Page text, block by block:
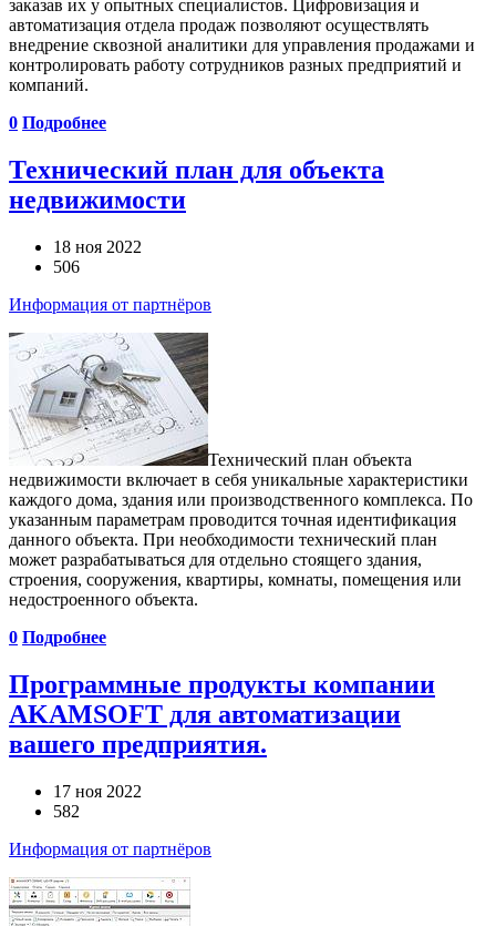
заказав их у опытных специалистов. Цифровизация и
автоматизация отдела продаж позволяют осуществлять
внедрение сквозной аналитики для управления продажами и
контролировать работу сотрудников разных предприятий и
компаний.
0 Подробнее
Технический план для объекта
недвижимости
18 ноя 2022
506
Информация от партнёров
Технический план объекта
недвижимости включает в себя уникальные характеристики
каждого дома, здания или производственного комплекса. По
указанным параметрам проводится точная идентификация
данного объекта. При необходимости технический план
может разрабатываться для отдельно стоящего здания,
строения, сооружения, квартиры, комнаты, помещения или
недостроенного объекта.
0 Подробнее
Программные продукты компании
AKAMSOFT для автоматизации
вашего предприятия.
17 ноя 2022
582
Информация от партнёров